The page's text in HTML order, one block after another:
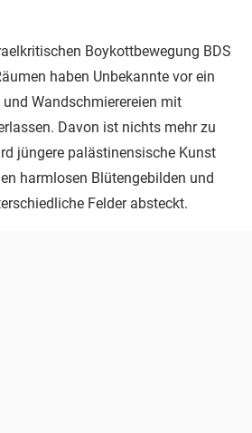
Boykottbewegung BDS
haben Unbekannte vor ein
Wandschmierereien mit
Davon ist nichts mehr zu
jüngere palästinensische Kunst
harmlosen Blütengebilden und
Felder absteckt.